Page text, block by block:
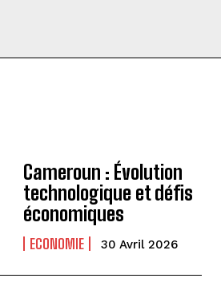
Cameroun : Évolution
technologique et défis
économiques
ECONOMIE 30 Avril 2026